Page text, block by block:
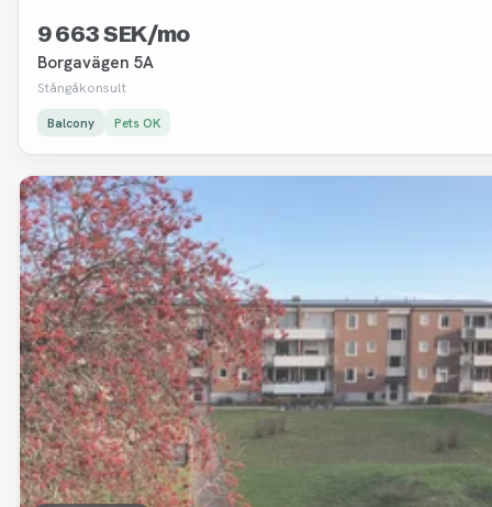
9 663 SEK/mo
Borgavägen 5A
Stångåkonsult
Balcony Pets OK
Removed